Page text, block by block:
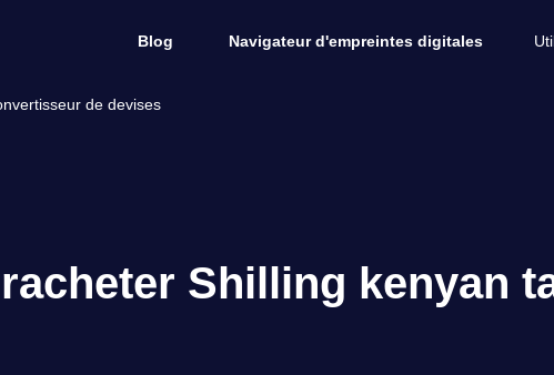
Blog Navigateur d'empreintes digitales
de devises
Shilling kenyan